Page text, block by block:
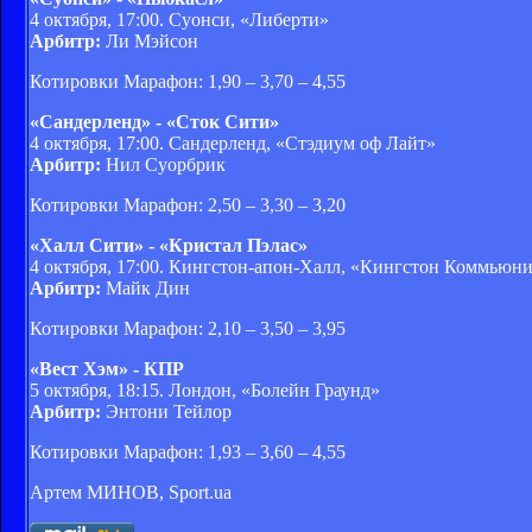
4 октября, 17:00. Суонси, «Либерти»
Арбитр: Ли Мэйсон
Котировки Марафон: 1,90 – 3,70 – 4,55
«Сандерленд» - «Сток Сити»
4 октября, 17:00. Сандерленд, «Стэдиум оф Лайт»
Арбитр: Нил Суорбрик
Котировки Марафон: 2,50 – 3,30 – 3,20
«Халл Сити» - «Кристал Пэлас»
4 октября, 17:00. Кингстон-апон-Халл, «Кингстон
Арбитр: Майк Дин
Котировки Марафон: 2,10 – 3,50 – 3,95
«Вест Хэм» - КПР
5 октября, 18:15. Лондон, «Болейн Граунд»
Арбитр: Энтони Тейлор
Котировки Марафон: 1,93 – 3,60 – 4,55
Артем МИНОВ, Sport.ua